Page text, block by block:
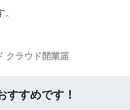
クラウド開業届
すすめです！